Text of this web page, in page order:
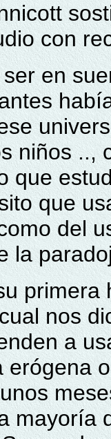
con
en
niños ..,
que
que
del
la
nos
a
erógena
mayoría